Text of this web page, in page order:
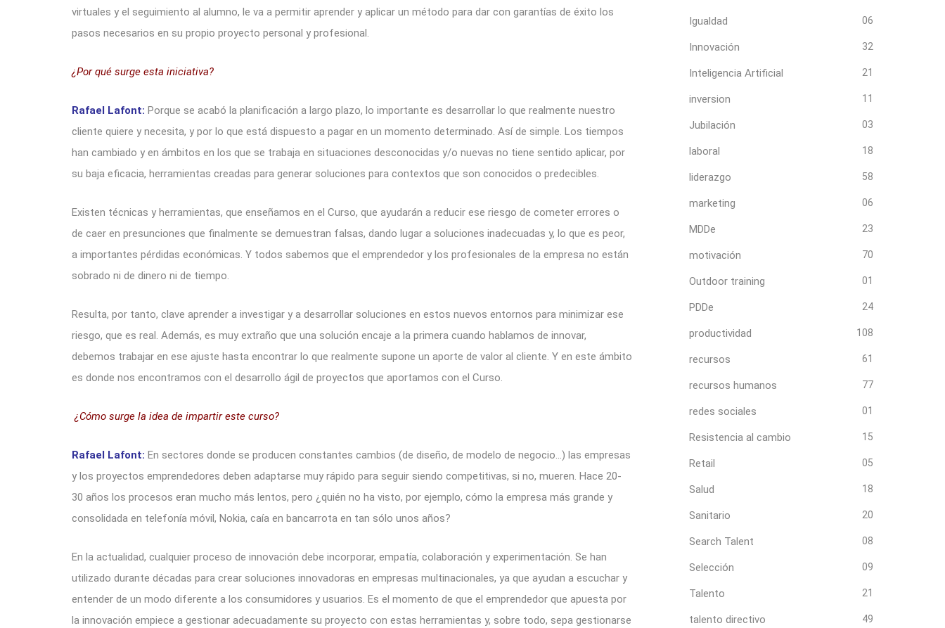
virtuales y el seguimiento al alumno, le va a permitir aprender y aplicar un método para dar con garantías de éxito los
pasos necesarios en su propio proyecto personal y profesional.
¿Por qué surge esta iniciativa?
Rafael Lafont: Porque se acabó la planificación a largo plazo, lo importante es desarrollar lo que realmente nuestro
cliente quiere y necesita, y por lo que está dispuesto a pagar en un momento determinado. Así de simple. Los tiempos
han cambiado y en ámbitos en los que se trabaja en situaciones desconocidas y/o nuevas no tiene sentido aplicar, por
su baja eficacia, herramientas creadas para generar soluciones para contextos que son conocidos o predecibles.
Existen técnicas y herramientas, que enseñamos en el Curso, que ayudarán a reducir ese riesgo de cometer errores o
de caer en presunciones que finalmente se demuestran falsas, dando lugar a soluciones inadecuadas y, lo que es peor,
a importantes pérdidas económicas. Y todos sabemos que el emprendedor y los profesionales de la empresa no están
sobrado ni de dinero ni de tiempo.
Resulta, por tanto, clave aprender a investigar y a desarrollar soluciones en estos nuevos entornos para minimizar ese
riesgo, que es real. Además, es muy extraño que una solución encaje a la primera cuando hablamos de innovar,
debemos trabajar en ese ajuste hasta encontrar lo que realmente supone un aporte de valor al cliente. Y en este ámbito
es donde nos encontramos con el desarrollo ágil de proyectos que aportamos con el Curso.
¿Cómo surge la idea de impartir este curso?
Rafael Lafont: En sectores donde se producen constantes cambios (de diseño, de modelo de negocio…) las empresas
y los proyectos emprendedores deben adaptarse muy rápido para seguir siendo competitivas, si no, mueren. Hace 20-
30 años los procesos eran mucho más lentos, pero ¿quién no ha visto, por ejemplo, cómo la empresa más grande y
consolidada en telefonía móvil, Nokia, caía en bancarrota en tan sólo unos años?
En la actualidad, cualquier proceso de innovación debe incorporar, empatía, colaboración y experimentación. Se han
utilizado durante décadas para crear soluciones innovadoras en empresas multinacionales, ya que ayudan a escuchar y
entender de un modo diferente a los consumidores y usuarios. Es el momento de que el emprendedor que apuesta por
la innovación empiece a gestionar adecuadamente su proyecto con estas herramientas y, sobre todo, sepa gestionarse
Igualdad 06
Innovación 32
Inteligencia Artificial 21
inversion 11
Jubilación 03
laboral 18
liderazgo 58
marketing 06
MDDe 23
motivación 70
Outdoor training 01
PDDe 24
productividad 108
recursos 61
recursos humanos 77
redes sociales 01
Resistencia al cambio 15
Retail 05
Salud 18
Sanitario 20
Search Talent 08
Selección 09
Talento 21
talento directivo 49